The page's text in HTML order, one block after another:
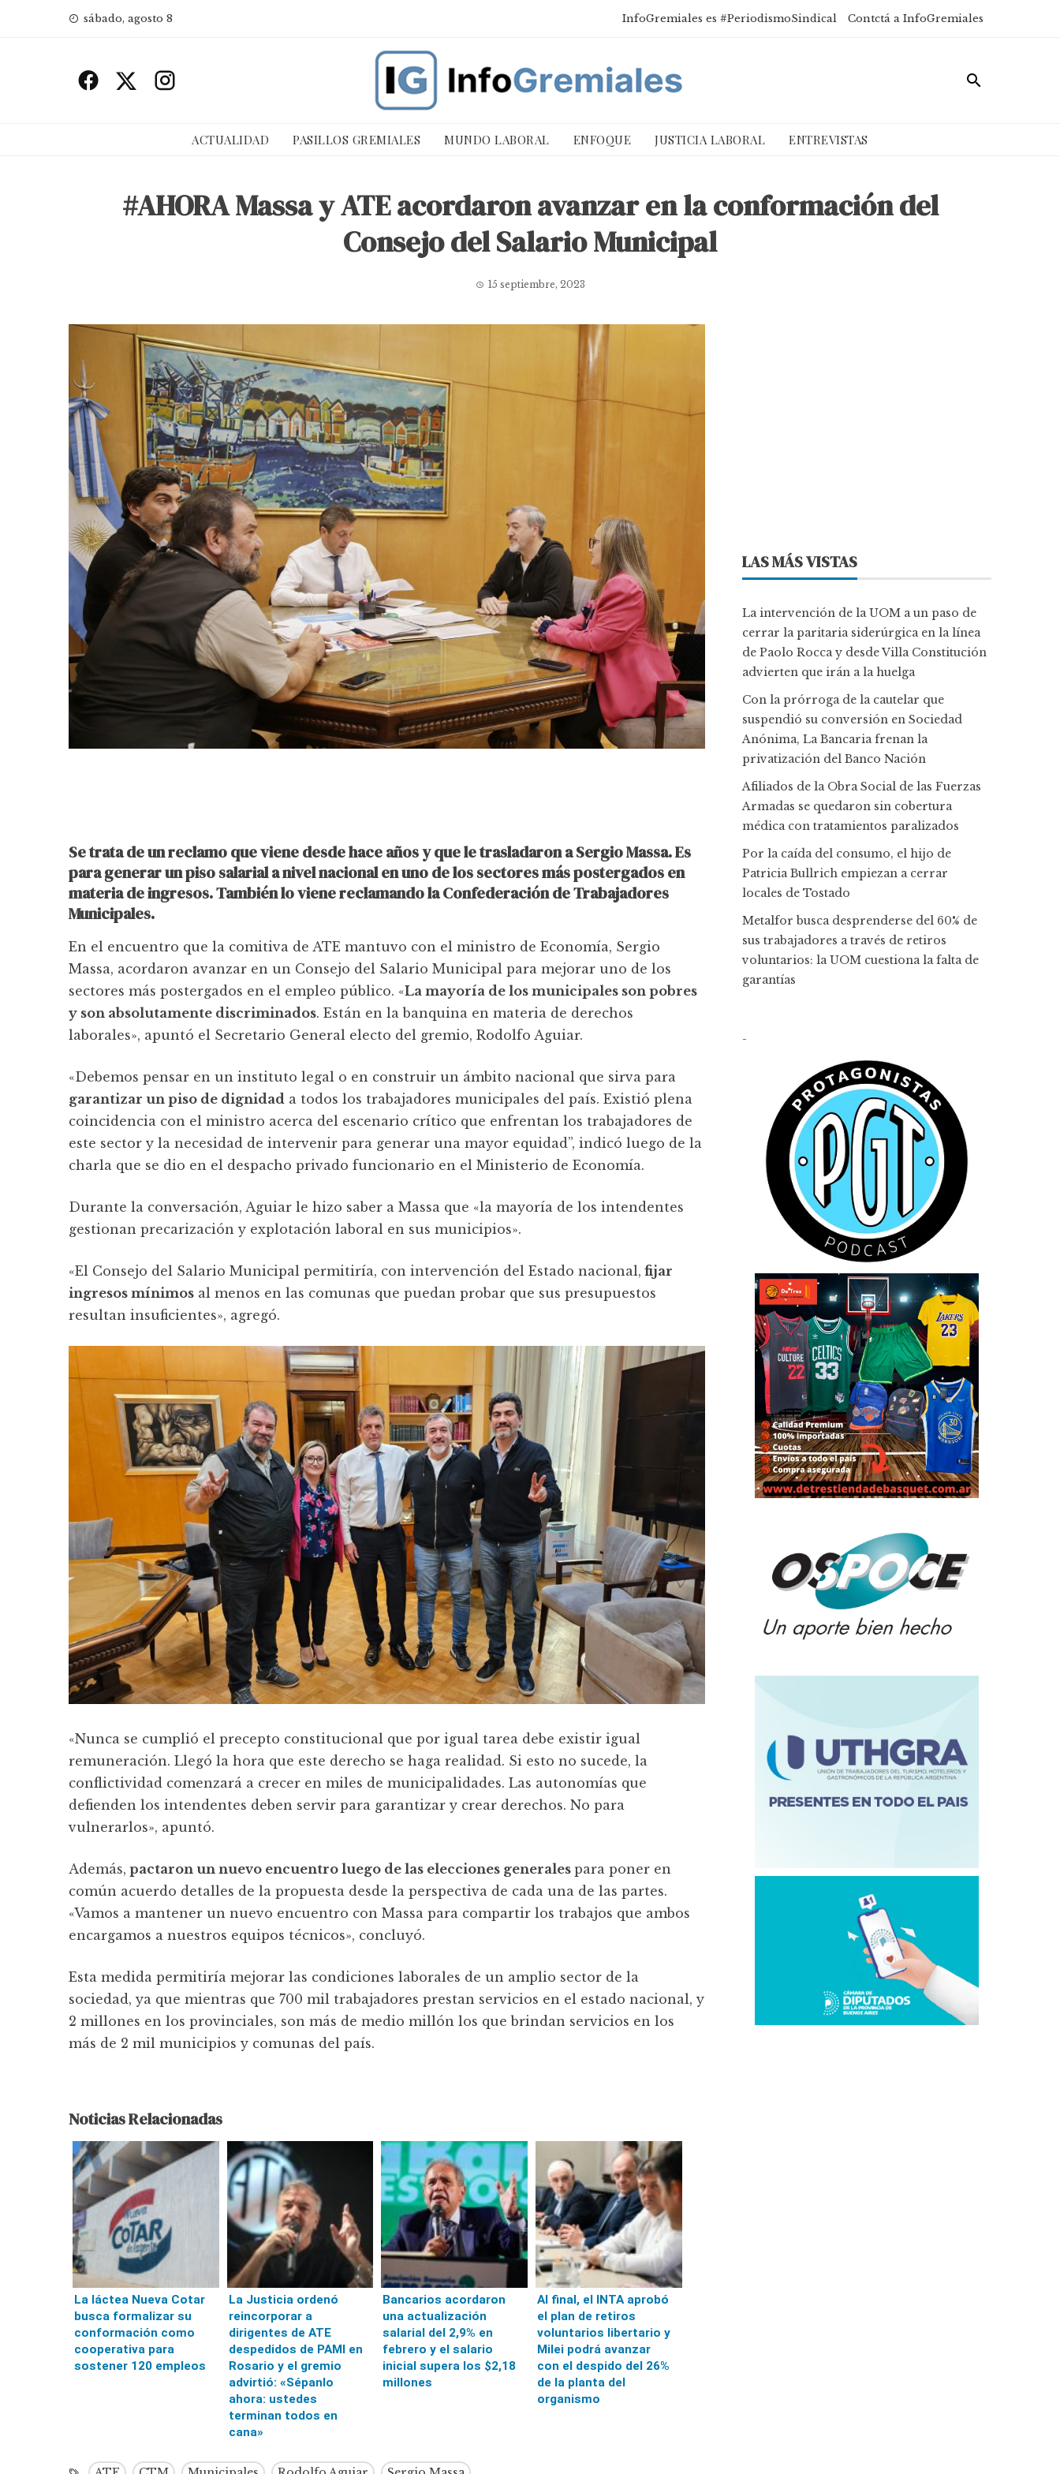
sábado, agosto 8 InfoGremiales es #PeriodismoSindical Contctá a InfoGremiales
ACTUALIDAD PASILLOS GREMIALES MUNDO LABORAL ENFOQUE JUSTICIA LABORAL ENTREVISTAS
#AHORA Massa y ATE acordaron avanzar en la conformación del
Consejo del Salario Municipal
15 septiembre, 2023
Se trata de un reclamo que viene desde hace años y que le trasladaron a Sergio Massa. Es
para generar un piso salarial a nivel nacional en uno de los sectores más postergados en
materia de ingresos. También lo viene reclamando la Confederación de Trabajadores
Municipales.
En el encuentro que la comitiva de ATE mantuvo con el ministro de Economía, Sergio
Massa, acordaron avanzar en un Consejo del Salario Municipal para mejorar uno de los
sectores más postergados en el empleo público. «La mayoría de los municipales son pobres
y son absolutamente discriminados. Están en la banquina en materia de derechos
laborales», apuntó el Secretario General electo del gremio, Rodolfo Aguiar.
«Debemos pensar en un instituto legal o en construir un ámbito nacional que sirva para
garantizar un piso de dignidad a todos los trabajadores municipales del país. Existió plena
coincidencia con el ministro acerca del escenario crítico que enfrentan los trabajadores de
este sector y la necesidad de intervenir para generar una mayor equidad”, indicó luego de la
charla que se dio en el despacho privado funcionario en el Ministerio de Economía.
Durante la conversación, Aguiar le hizo saber a Massa que «la mayoría de los intendentes
gestionan precarización y explotación laboral en sus municipios».
«El Consejo del Salario Municipal permitiría, con intervención del Estado nacional, fijar
ingresos mínimos al menos en las comunas que puedan probar que sus presupuestos
resultan insuficientes», agregó.
«Nunca se cumplió el precepto constitucional que por igual tarea debe existir igual
remuneración. Llegó la hora que este derecho se haga realidad. Si esto no sucede, la
conflictividad comenzará a crecer en miles de municipalidades. Las autonomías que
defienden los intendentes deben servir para garantizar y crear derechos. No para
vulnerarlos», apuntó.
Además, pactaron un nuevo encuentro luego de las elecciones generales para poner en
común acuerdo detalles de la propuesta desde la perspectiva de cada una de las partes.
«Vamos a mantener un nuevo encuentro con Massa para compartir los trabajos que ambos
encargamos a nuestros equipos técnicos», concluyó.
Esta medida permitiría mejorar las condiciones laborales de un amplio sector de la
sociedad, ya que mientras que 700 mil trabajadores prestan servicios en el estado nacional, y
2 millones en los provinciales, son más de medio millón los que brindan servicios en los
más de 2 mil municipios y comunas del país.
Noticias Relacionadas
La láctea Nueva Cotar
busca formalizar su
conformación como
cooperativa para
sostener 120 empleos
La Justicia ordenó
reincorporar a
dirigentes de ATE
despedidos de PAMI en
Rosario y el gremio
advirtió: «Sépanlo
ahora: ustedes
terminan todos en
cana»
Bancarios acordaron
una actualización
salarial del 2,9% en
febrero y el salario
inicial supera los $2,18
millones
Al final, el INTA aprobó
el plan de retiros
voluntarios libertario y
Milei podrá avanzar
con el despido del 26%
de la planta del
organismo
LAS MÁS VISTAS
La intervención de la UOM a un paso de
cerrar la paritaria siderúrgica en la línea
de Paolo Rocca y desde Villa Constitución
advierten que irán a la huelga
Con la prórroga de la cautelar que
suspendió su conversión en Sociedad
Anónima, La Bancaria frenan la
privatización del Banco Nación
Afiliados de la Obra Social de las Fuerzas
Armadas se quedaron sin cobertura
médica con tratamientos paralizados
Por la caída del consumo, el hijo de
Patricia Bullrich empiezan a cerrar
locales de Tostado
Metalfor busca desprenderse del 60% de
sus trabajadores a través de retiros
voluntarios: la UOM cuestiona la falta de
garantías
-